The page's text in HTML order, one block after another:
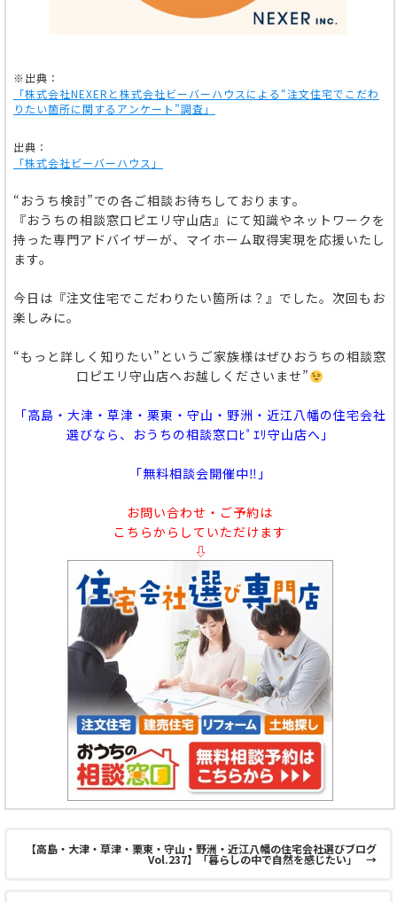
※出典：
「株式会社NEXERと株式会社ビーバーハウスによる“注文住宅でこだわ
りたい箇所に関するアンケート ”調査」
出典：
「株式会社ビーバーハウス」
“おうち検討”での各ご相談お待ちしております。
『おうちの相談窓口ピエリ守山店』にて知識やネットワークを
持った専門アドバイザーが、マイホーム取得実現を応援いたし
ます。
今日は『注文住宅でこだわりたい箇所は？』でした。次回もお
楽しみに。
“もっと詳しく知りたい”というご家族様はぜひおうちの相談窓
口ピエリ守山店へお越しくださいませ”
「高島・大津・草津・栗東・守山・野洲・近江八幡の住宅会社
選びなら、おうちの相談窓口ﾋﾟｴﾘ守山店へ」
「無料相談会開催中‼」
お問い合わせ・ご予約は
こちらからしていただけます
⇩
【高島・大津・草津・栗東・守山・野洲・近江八幡の住宅会社選びブログ
Vol.237】「暮らしの中で自然を感じたい」 →